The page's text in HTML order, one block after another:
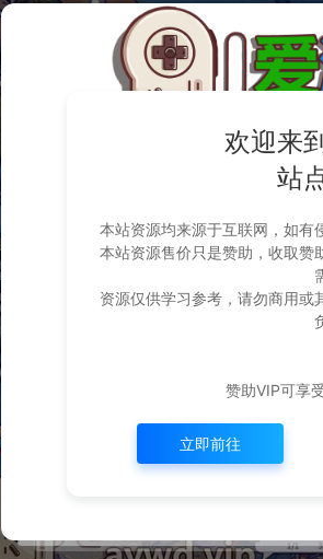
欢迎来
站
本站资源均来源于互联网，如有
本站资源售价只是赞助，收取赞
资源仅供学习参考，请勿商用或
赞助VIP可享
立即前往